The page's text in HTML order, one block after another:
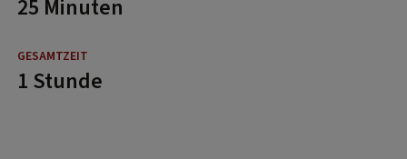
25 Minuten
1 Stunde